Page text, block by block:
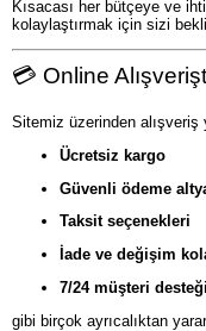
Kısacası her bütçeye ve
kolaylaştırmak için sizi
💳 Online
Sitemiz üzerinden alışveriş
Ücretsiz kargo
Güvenli ödeme
Taksit seçenekleri
İade ve değişim
7/24 müşteri desteği
gibi birçok ayrıcalıktan